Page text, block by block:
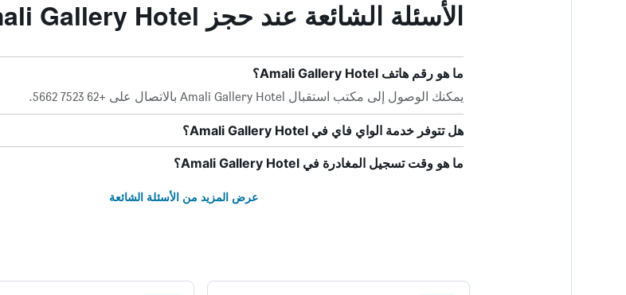
الأسئلة الشائعة عند حجز Amali Gallery Hotel
ما هو رقم هاتف Amali Gallery Hotel؟
يمكنك الوصول إلى مكتب استقبال Amali Gallery Hotel بالاتصال على +62 7523 5662.
هل تتوفر خدمة الواي فاي في Amali Gallery Hotel؟
ما هو وقت تسجيل المغادرة في Amali Gallery Hotel؟
عرض المزيد من الأسئلة الشائعة